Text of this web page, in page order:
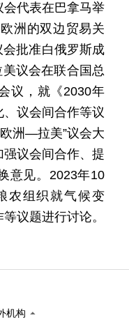
代表在巴拿马举
洲的双边贸易关
批准白俄罗斯成
议会在联合国总
议，就《2030年
议会间合作等议
洲—拉美”议会大
议会间合作、提
意见。2023年10
农组织就气候变
议题进行讨论。
机构